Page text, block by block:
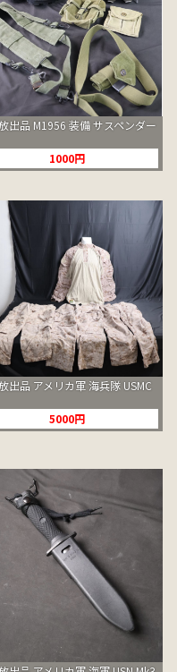
出品 M1956 装備 サスペンダー
1000円
出品 アメリカ軍 海兵隊 USMC
5000円